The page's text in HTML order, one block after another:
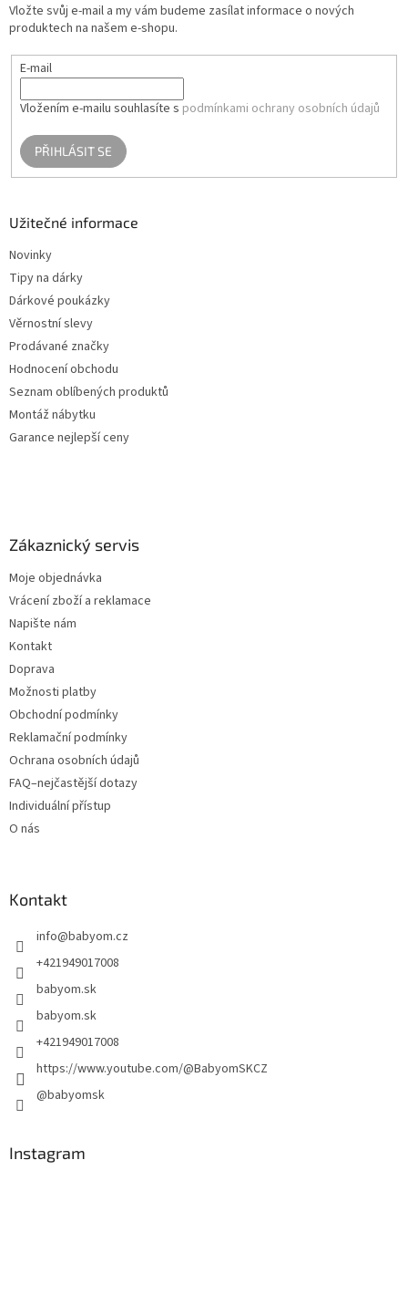
Vložte svůj e-mail a my vám budeme zasílat informace o nových
produktech na našem e-shopu.
E-mail
Vložením e-mailu souhlasíte s podmínkami ochrany osobních údajů
PŘIHLÁSIT SE
Užitečné informace
Novinky
Tipy na dárky
Dárkové poukázky
Věrnostní slevy
Prodávané značky
Hodnocení obchodu
Seznam oblíbených produktů
Montáž nábytku
Garance nejlepší ceny
Zákaznický servis
Moje objednávka
Vrácení zboží a reklamace
Napište nám
Kontakt
Doprava
Možnosti platby
Obchodní podmínky
Reklamační podmínky
Ochrana osobních údajů
FAQ–nejčastější dotazy
Individuální přístup
O nás
Kontakt
info@babyom.cz
+421949017008
babyom.sk
babyom.sk
+421949017008
https://www.youtube.com/@BabyomSKCZ
@babyomsk
Instagram